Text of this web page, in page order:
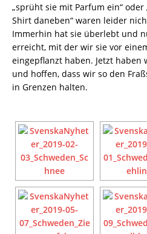
„sprüht sie mit Parfum ein“
Shirt daneben“ waren leider
Immerhin hat sie überlebt und
erreicht, mit der wir sie vor
eingepflanzt haben. Jetzt
und hoffen, dass wir so den
in Grenzen halten.